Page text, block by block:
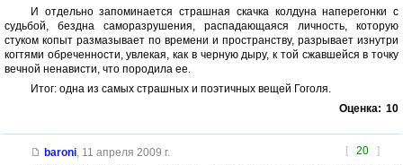
И отдельно запоминается страшная скачка колдуна наперегонки с
судьбой, бездна саморазрушения, распадающаяся личность, которую
стуком копыт размазывает по времени и пространству, разрывает изнутри
когтями обреченности, увлекая, как в черную дыру, к той сжавшейся в точку
вечной ненависти, что породила ее.
Итог: одна из самых страшных и поэтичных вещей Гоголя.
Оценка: 10
[ 20 ]
baroni, 11 апреля 2009 г.